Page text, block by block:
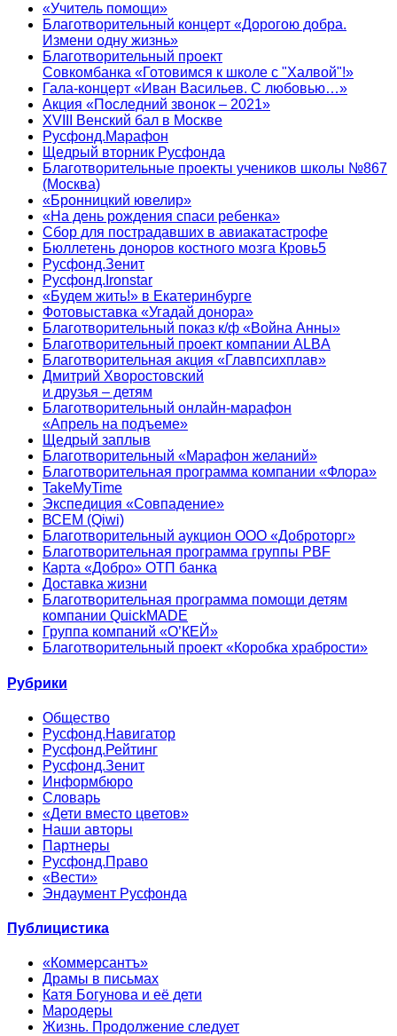
«Учитель помощи»
Благотворительный концерт «Дорогою добра.
Измени одну жизнь»
Благотворительный проект
Совкомбанка «Готовимся к школе с "Халвой"!»
Гала-концерт «Иван Васильев. С любовью…»
Акция «Последний звонок – 2021»
XVIII Венский бал в Москве
Русфонд.Марафон
Щедрый вторник Русфонда
Благотворительные проекты учеников школы №867
(Москва)
«Бронницкий ювелир»
«На день рождения спаси ребенка»
Сбор для пострадавших в авиакатастрофе
Бюллетень доноров костного мозга Кровь5
Русфонд.Зенит
Русфонд.Ironstar
«Будем жить!» в Екатеринбурге
Фотовыставка «Угадай донора»
Благотворительный показ к/ф «Война Анны»
Благотворительный проект компании ALBA
Благотворительная акция «Главпсихплав»
Дмитрий Хворостовский
и друзья – детям
Благотворительный онлайн‑марафон
«Апрель на подъеме»
Щедрый заплыв
Благотворительный «Марафон желаний»
Благотворительная программа компании «Флора»
TakeMyTime
Экспедиция «Совпадение»
ВСЕМ (Qiwi)
Благотворительный аукцион ООО «Доброторг»
Благотворительная программа группы PBF
Карта «Добро» ОТП банка
Доставка жизни
Благотворительная программа помощи детям
компании QuickMADE
Группа компаний «О’КЕЙ»
Благотворительный проект «Коробка храбрости»
Рубрики
Общество
Русфонд.Навигатор
Русфонд.Рейтинг
Русфонд.Зенит
Информбюро
Словарь
«Дети вместо цветов»
Наши авторы
Партнеры
Русфонд.Право
«Вести»
Эндаумент Русфонда
Публицистика
«Коммерсантъ»
Драмы в письмах
Катя Богунова и её дети
Мародеры
Жизнь. Продолжение следует